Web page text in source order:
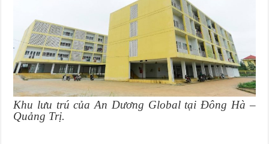
Khu lưu trú của An Dương Global tại Đông Hà –
Quảng Trị.